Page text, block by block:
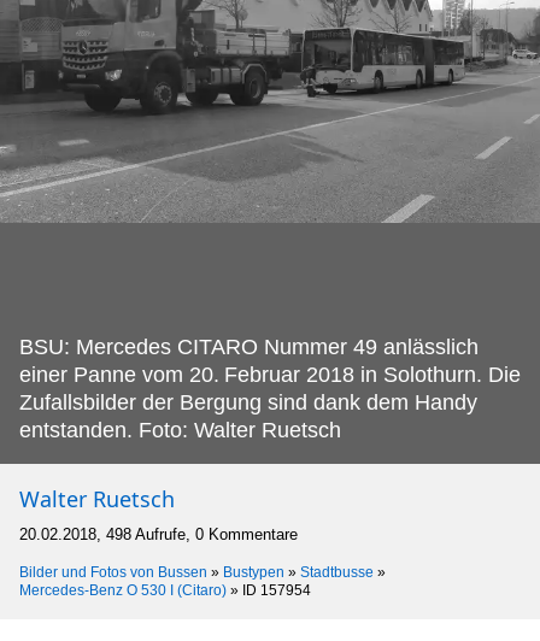
BSU: Mercedes CITARO Nummer 49 anlässlich
einer Panne vom 20. Februar 2018 in Solothurn. Die
Zufallsbilder der Bergung sind dank dem Handy
entstanden. Foto: Walter Ruetsch
Walter Ruetsch
20.02.2018, 498 Aufrufe, 0 Kommentare
Bilder und Fotos von Bussen » Bustypen » Stadtbusse »
Mercedes-Benz O 530 I (Citaro) » ID 157954